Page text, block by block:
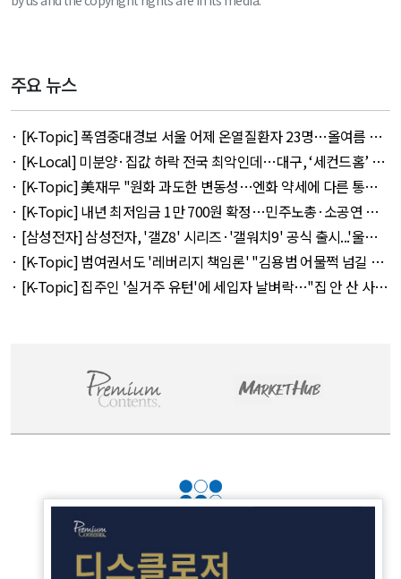
주요 뉴스
· [K-Topic] 폭염중대경보 서울 어제 온열질환자 23명…올여름 최
다 외 33건 - August 5, 2026
· [K-Local] 미분양·집값 하락 전국 최악인데…대구, ‘세컨드홈’ 특
례서 빠졌다 외 11건 - August 5, 2026
· [K-Topic] 美재무 "원화 과도한 변동성…엔화 약세에 다른 통화
뒤따를 것" 외 50건 - August 5, 2026
· [K-Topic] 내년 최저임금 1만 700원 확정…민주노총·소공연 이
의 불수용 외 44건 - August 5, 2026
· [삼성전자] 삼성전자, '갤Z8' 시리즈·'갤워치9' 공식 출시...'울트
라' 257만 7300원 외 51건 - August 6, 2026
· [K-Topic] 범여권서도 '레버리지 책임론' "김용범 어물쩍 넘길 수
없어" 외 50건 - August 5, 2026
· [K-Topic] 집주인 '실거주 유턴'에 세입자 날벼락…"집 안 산 사람